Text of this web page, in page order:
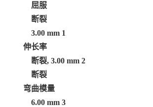
屈服
断裂
3.00 mm 1
伸长率
断裂, 3.00 mm 2
断裂
弯曲模量
6.00 mm 3